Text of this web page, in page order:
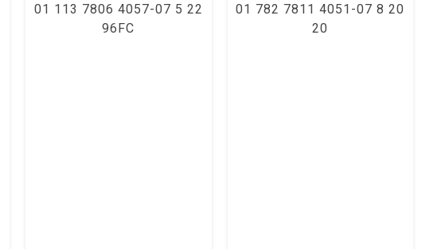
01 113 7806 4057-07 5 22
96FC
01 782 7811 4051-07 8 20
20